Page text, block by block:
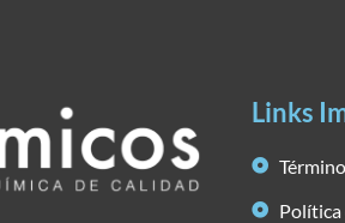
Links
Política